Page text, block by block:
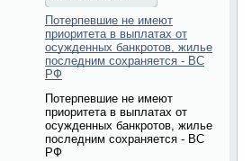
Потерпевшие не имеют
приоритета в выплатах от
осужденных банкротов, жилье
последним сохраняется - ВС
РФ
Потерпевшие не имеют
приоритета в выплатах от
осужденных банкротов, жилье
последним сохраняется - ВС
РФ